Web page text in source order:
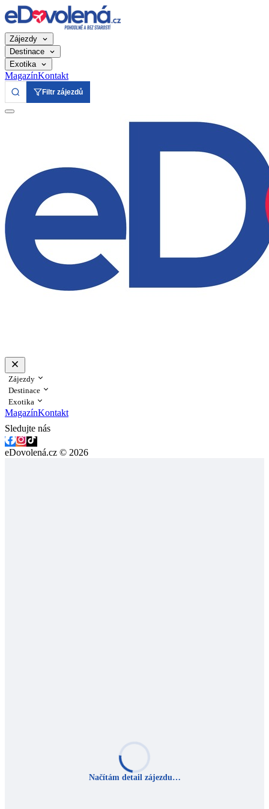
Zájezdy
Destinace
Exotika
MagazínKontakt
Filtr zájezdů
Zájezdy
Destinace
Exotika
MagazínKontakt
Sledujte nás
eDovolená.cz © 2026
Načítám detail zájezdu…